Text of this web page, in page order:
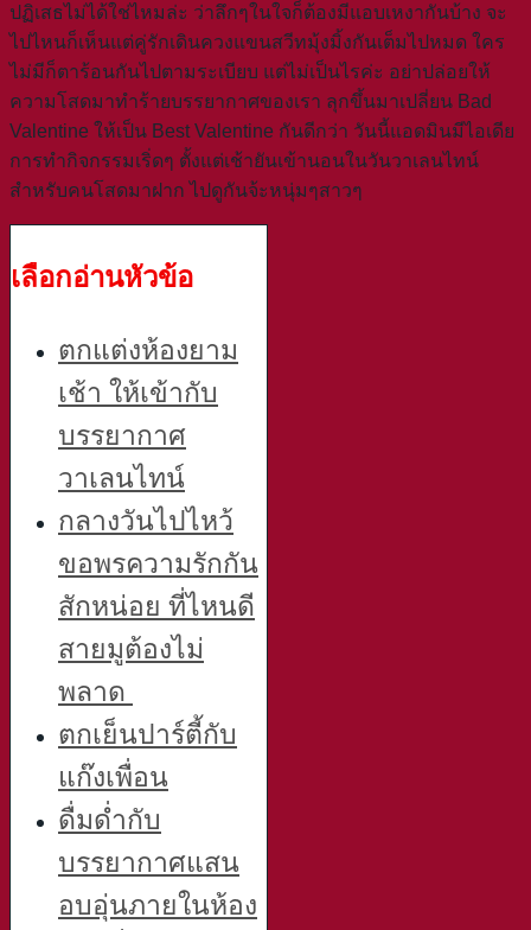
ปฏิเสธไม่ได้ใช่ไหมล่ะ ว่าลึกๆในใจก็ต้องมีแอบเหงากันบ้าง จะ
ไปไหนก็เห็นแต่คู่รักเดินควงแขนสวีทมุ้งมิ้งกันเต็มไปหมด ใคร
ไม่มีก็ตาร้อนกันไปตามระเบียบ แต่ไม่เป็นไรค่ะ อย่าปล่อยให้
ความโสดมาทำร้ายบรรยากาศของเรา ลุกขึ้นมาเปลี่ยน Bad
Valentine ให้เป็น Best Valentine กันดีกว่า วันนี้แอดมินมีไอเดีย
การทำกิจกรรมเริ่ดๆ ตั้งแต่เช้ายันเข้านอนในวันวาเลนไทน์
สำหรับคนโสดมาฝาก ไปดูกันจ้ะหนุ่มๆสาวๆ
เลือกอ่านหัวข้อ
ตกแต่งห้องยาม
เช้า ให้เข้ากับ
บรรยากาศ
วาเลนไทน์
กลางวันไปไหว้
ขอพรความรักกัน
สักหน่อย ที่ไหนดี
สายมูต้องไม่
พลาด
ตกเย็นปาร์ตี้กับ
แก๊งเพื่อน
ดื่มด่ำกับ
บรรยากาศแสน
อบอุ่นภายในห้อง